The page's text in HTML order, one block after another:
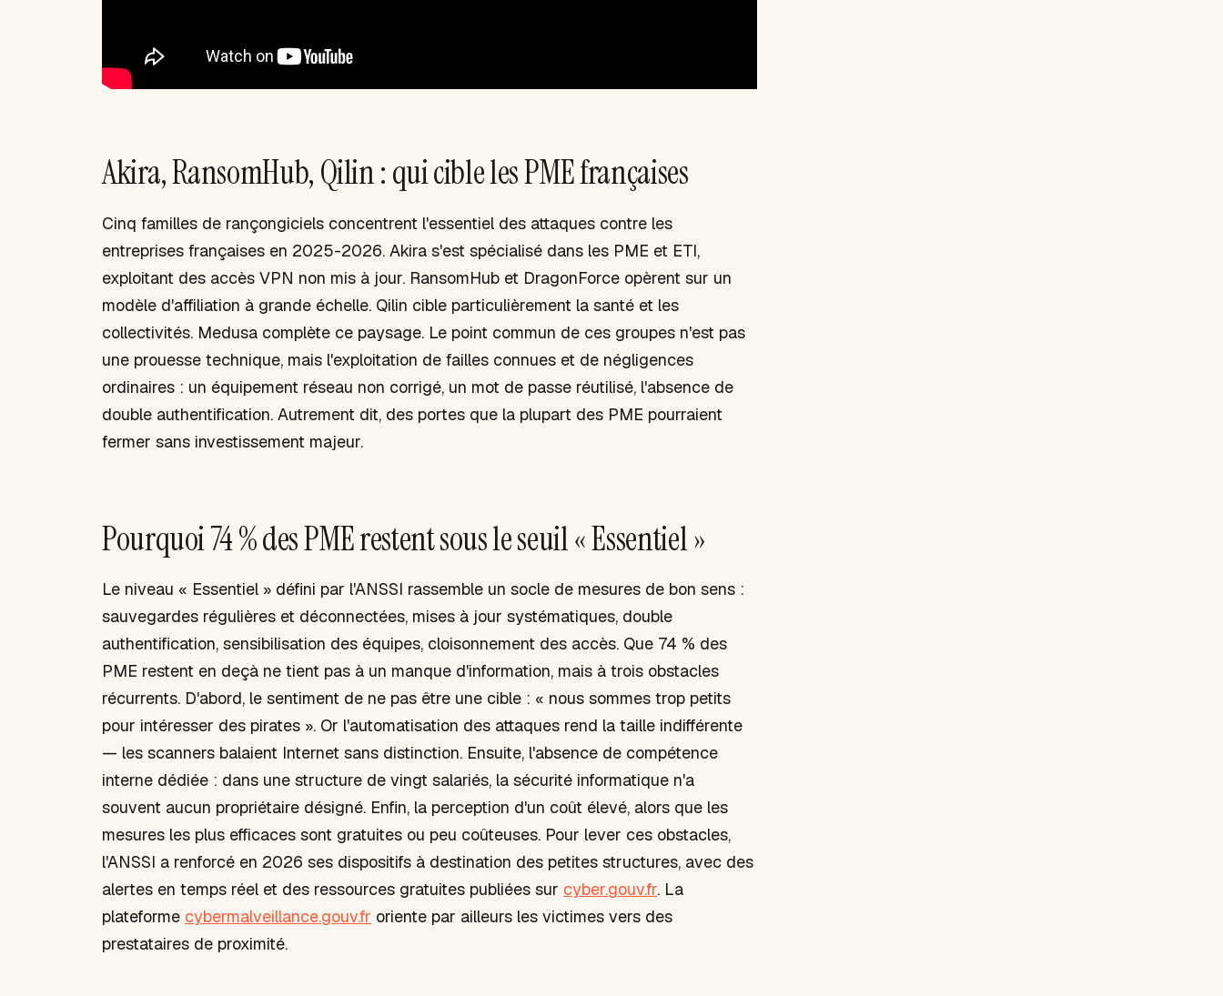
Akira, RansomHub, Qilin : qui cible les PME françaises
Cinq familles de rançongiciels concentrent l'essentiel des attaques contre les
entreprises françaises en 2025-2026. Akira s'est spécialisé dans les PME et ETI,
exploitant des accès VPN non mis à jour. RansomHub et DragonForce opèrent sur un
modèle d'affiliation à grande échelle. Qilin cible particulièrement la santé et les
collectivités. Medusa complète ce paysage. Le point commun de ces groupes n'est pas
une prouesse technique, mais l'exploitation de failles connues et de négligences
ordinaires : un équipement réseau non corrigé, un mot de passe réutilisé, l'absence de
double authentification. Autrement dit, des portes que la plupart des PME pourraient
fermer sans investissement majeur.
Pourquoi 74 % des PME restent sous le seuil « Essentiel »
Le niveau « Essentiel » défini par l'ANSSI rassemble un socle de mesures de bon sens :
sauvegardes régulières et déconnectées, mises à jour systématiques, double
authentification, sensibilisation des équipes, cloisonnement des accès. Que 74 % des
PME restent en deçà ne tient pas à un manque d'information, mais à trois obstacles
récurrents. D'abord, le sentiment de ne pas être une cible : « nous sommes trop petits
pour intéresser des pirates ». Or l'automatisation des attaques rend la taille indifférente
— les scanners balaient Internet sans distinction. Ensuite, l'absence de compétence
interne dédiée : dans une structure de vingt salariés, la sécurité informatique n'a
souvent aucun propriétaire désigné. Enfin, la perception d'un coût élevé, alors que les
mesures les plus efficaces sont gratuites ou peu coûteuses. Pour lever ces obstacles,
l'ANSSI a renforcé en 2026 ses dispositifs à destination des petites structures, avec des
alertes en temps réel et des ressources gratuites publiées sur cyber.gouv.fr. La
plateforme cybermalveillance.gouv.fr oriente par ailleurs les victimes vers des
prestataires de proximité.